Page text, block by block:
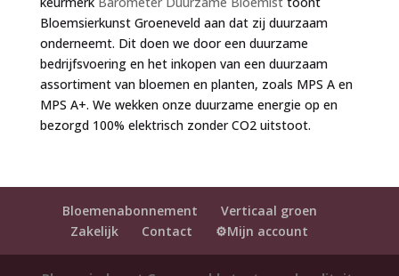
Bloemsierkunst Groeneveld aan dat zij duurzaam
onderneemt. Dit doen we door een duurzame
bedrijfsvoering en het inkopen van een duurzaam
assortiment van bloemen en planten, zoals MPS A en
MPS A+. We wekken onze duurzame energie op en
bezorgd 100% elektrisch zonder CO2 uitstoot.
Bloemenabonnement
Verticaal groen
Zakelijk
Contact ⚙️Mijn account